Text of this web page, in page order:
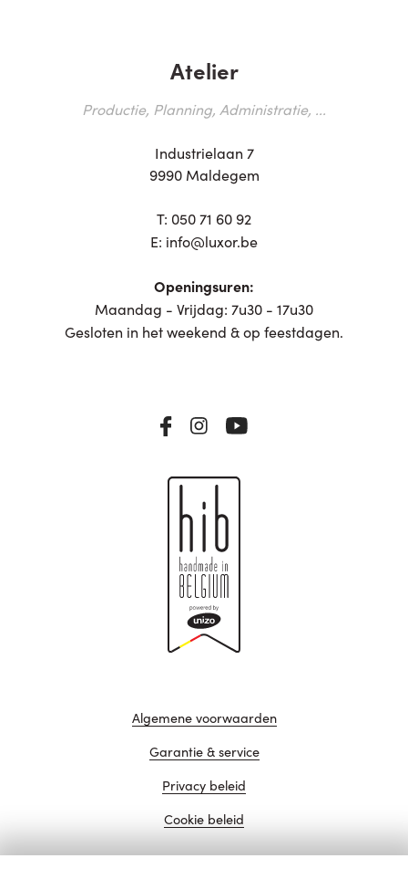
Atelier
Productie, Planning, Administratie, ...
Industrielaan 7
9990 Maldegem
T: 050 71 60 92
E: info@luxor.be
Openingsuren:
Maandag - Vrijdag: 7u30 - 17u30
Gesloten in het weekend & op feestdagen.
Algemene voorwaarden
Garantie & service
Privacy beleid
Cookie beleid